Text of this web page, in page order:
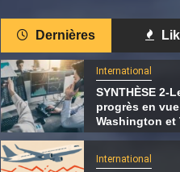
les
de GNL
dépasser
4
165
soutenu
Dernières
International
SYNTHÈSE 2-
progrès en
Washington et
International